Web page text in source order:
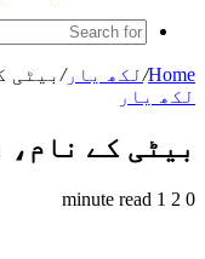
Home
/لکھ یار/ بیٹی
لکھ یار
بیٹی کے
0
1 minute read